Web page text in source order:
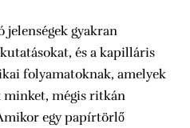
gyakran
és a kapilláris
folyamatoknak, amelyek
mégis ritkán
egy papírtörlő